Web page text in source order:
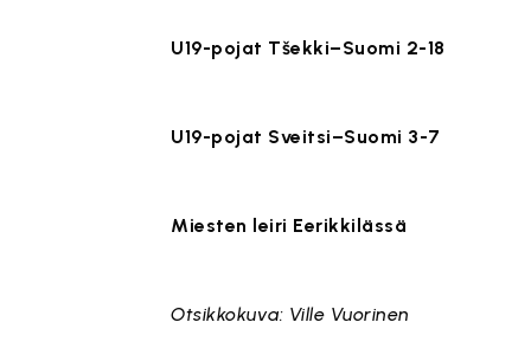
U19-pojat Tšekki–Suomi 2-18
U19-pojat Sveitsi–Suomi 3-7
Miesten leiri Eerikkilässä
Otsikkokuva: Ville Vuorinen